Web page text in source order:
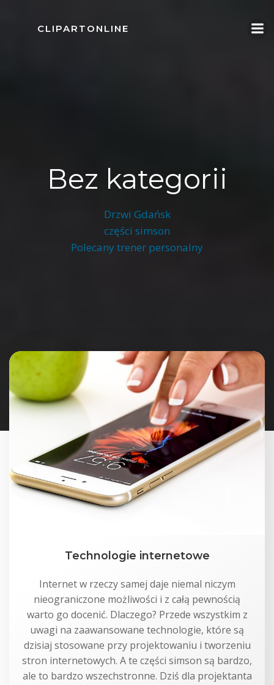
CLIPARTONLINE
Bez kategorii
Drzwi Gdańsk
części simson
Polecany trener personalny
Technologie internetowe
Internet w rzeczy samej daje niemal niczym
nieograniczone możliwości i z całą pewnością
warto go docenić. Dlaczego? Przede wszystkim z
uwagi na zaawansowane technologie, które są
dzisiaj stosowane przy projektowaniu i tworzeniu
stron internetowych. A te części simson są bardzo,
ale to bardzo wszechstronne. Dziś dla projektanta